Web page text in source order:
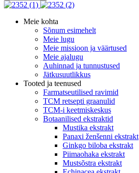
Meie kohta
Sõnum esimehelt
Meie lugu
Meie missioon ja väärtused
Meie ajalugu
Auhinnad ja tunnustused
Jätkusuutlikkus
Tooted ja teenused
Farmatseutilised ravimid
TCM retsepti graanulid
TCM-i keetmiskeskus
Botaanilised ekstraktid
Mustika ekstrakt
Panaxi ženšenni ekstrakt
Ginkgo biloba ekstrakt
Piimaohaka ekstrakt
Mustsõstra ekstrakt